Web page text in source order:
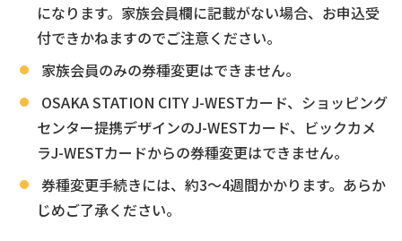
になります。家族会員欄に記載がない場合、お申込受
付できかねますのでご注意ください。
家族会員のみの券種変更はできません。
OSAKA STATION CITY J-WESTカード、ショッピング
センター提携デザインのJ-WESTカード、ビックカメ
ラJ-WESTカードからの券種変更はできません。
券種変更手続きには、約3～4週間かかります。あらか
じめご了承ください。